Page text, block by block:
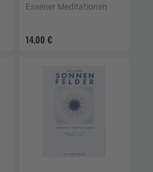
14,00 €
Essener Meditationen